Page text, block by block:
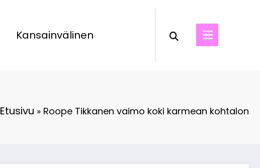
Kansainvälinen
Etusivu » Roope Tikkanen vaimo koki karmean kohtalon